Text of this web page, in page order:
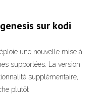
sur kodi
une nouvelle mise à
supportées. La version
supplémentaire,
plutôt